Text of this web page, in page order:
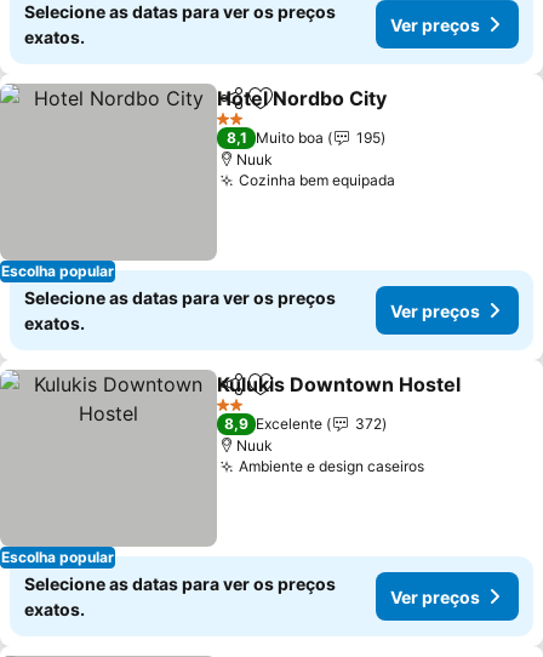
Selecione as datas para ver os preços
exatos.
Ver preços
Escolha popular
PartilharAdicionar aos favoritos
Hotel Nordbo City
2 Estrelas
8,1 Muito boa
195
Nuuk
Cozinha bem equipada
Selecione as datas para ver os preços
exatos.
Ver preços
Escolha popular
PartilharAdicionar aos favoritos
Kulukis Downtown Hostel
2 Estrelas
8,9 Excelente
372
Nuuk
Ambiente e design caseirosVer preços
Selecione as datas para ver os preços
exatos.
Ver preços